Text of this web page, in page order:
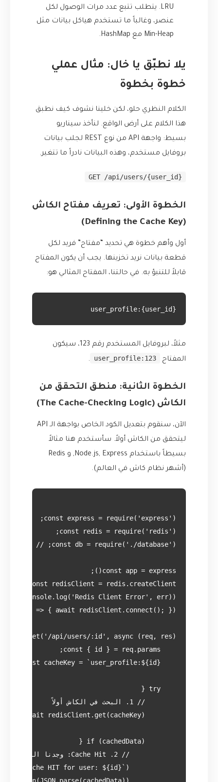
LRU. يتطلب تتبع عدد مرات الوصول لكل
عنصر، وغالباً ما تستخدم هياكل بيانات مثل
Min-Heap مع HashMap.
يلا نطبّق يا خال: مثال عملي
خطوة بخطوة
الكلام النظري حلو، لكن خلينا نشوف كيف نطبق
هذا الكلام على أرض الواقع. لنأخذ سيناريو
بسيط: واجهة API من نوع REST لجلب بيانات
بروفايل مستخدم، وهذه البيانات نادراً ما تتغير.
GET /api/users/{user_id}
الخطوة الأولى: تعريف مفتاح الكاش
(Defining the Cache Key)
أول وأهم خطوة هي تحديد “مفتاح” فريد لكل
قطعة بيانات نريد تخزينها. يجب أن يكون المفتاح
قابلاً للتنبؤ به. في حالتنا، المفتاح المثالي هو:
user_profile:{user_id}
مثلاً، لبروفايل المستخدم رقم 123، سيكون
المفتاح
user_profile:123
.
الخطوة الثانية: منطق التحقق من
الكاش (The Cache-Checking Logic)
الآن، سنقوم بتعديل الكود الخاص بواجهة الـ API
ليتحقق من الكاش أولاً. سأستخدم هنا مثالاً
بسيطاً باستخدام Node.js, Express, و Redis
(أشهر نظام كاش في العالم).